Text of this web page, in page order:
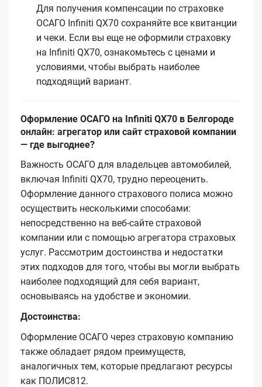
Для получения компенсации по страховке
ОСАГО Infiniti QX70 сохраняйте все квитанции
и чеки. Если вы еще не оформили страховку
на Infiniti QX70, ознакомьтесь с ценами и
условиями, чтобы выбрать наиболее
подходящий вариант.
Оформление ОСАГО на Infiniti QX70 в Белгороде
онлайн: агрегатор или сайт страховой компании
— где выгоднее?
Важность ОСАГО для владельцев автомобилей,
включая Infiniti QX70, трудно переоценить.
Оформление данного страхового полиса можно
осуществить несколькими способами:
непосредственно на веб-сайте страховой
компании или с помощью агрегатора страховых
услуг. Рассмотрим достоинства и недостатки
этих подходов для того, чтобы вы могли выбрать
наиболее подходящий для себя вариант,
основываясь на удобстве и экономии.
Достоинства:
Оформление ОСАГО через страховую компанию
также обладает рядом преимуществ,
аналогичных тем, которые предлагают ресурсы
как ПОЛИС812.